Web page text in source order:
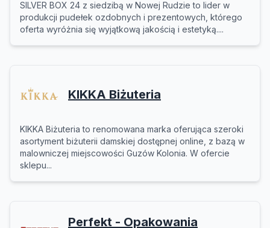
SILVER BOX 24 z siedzibą w Nowej Rudzie to lider w
produkcji pudełek ozdobnych i prezentowych, którego
oferta wyróżnia się wyjątkową jakością i estetyką....
KIKKA Biżuteria
KIKKA Biżuteria to renomowana marka oferująca szeroki
asortyment biżuterii damskiej dostępnej online, z bazą w
malowniczej miejscowości Guzów Kolonia. W ofercie
sklepu...
Perfekt - Opakowania